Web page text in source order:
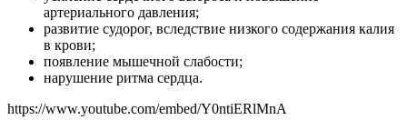
артериального давления;
развитие судорог, вследствие низкого содержания калия
в крови;
появление мышечной слабости;
нарушение ритма сердца.
https://www.youtube.com/embed/Y0ntiERlMnA